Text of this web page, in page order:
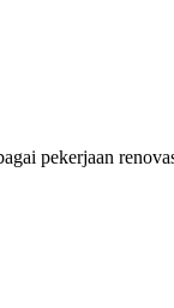
pekerjaan